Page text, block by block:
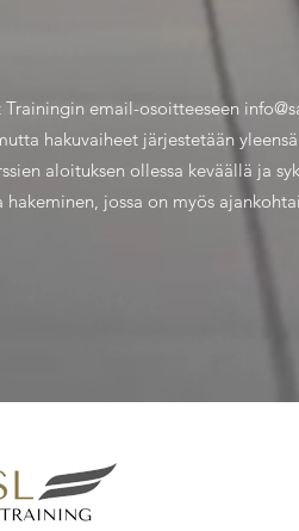
email-osoitteeseen
hakuvaiheet järjestetään yleensä
aloituksen ollessa keväällä ja
jossa on myös